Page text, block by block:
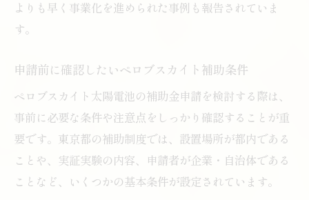
よりも早く事業化を進められた事例も報告されていま
す。
申請前に確認したいペロブスカイト補助条件
ペロブスカイト太陽電池の補助金申請を検討する際は、
事前に必要な条件や注意点をしっかり確認することが重
要です。東京都の補助制度では、設置場所が都内である
ことや、実証実験の内容、申請者が企業・自治体である
ことなど、いくつかの基本条件が設定されています。